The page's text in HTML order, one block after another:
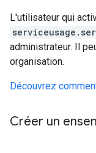
L'utilisateur qui
administrateur. Il
organisation.
Découvrez
Créer un